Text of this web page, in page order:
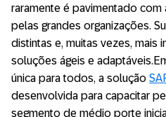
raramente é pavimentado
pelas grandes organizações.
distintas e, muitas vezes, mais
soluções ágeis e adaptáveis.
única para todos, a solução
desenvolvida para capacitar
segmento de médio porte